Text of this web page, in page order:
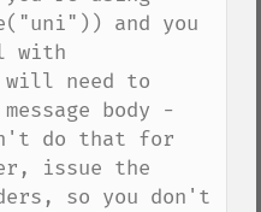
and you
with
will need to
body -
do that for
issue the
so you don't